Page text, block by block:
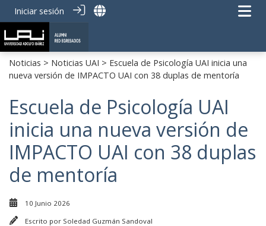
Iniciar sesión
Noticias > Noticias UAI > Escuela de Psicología UAI inicia una
nueva versión de IMPACTO UAI con 38 duplas de mentoría
Escuela de Psicología UAI
inicia una nueva versión de
IMPACTO UAI con 38 duplas
de mentoría
10 Junio 2026
Escrito por Soledad Guzmán Sandoval